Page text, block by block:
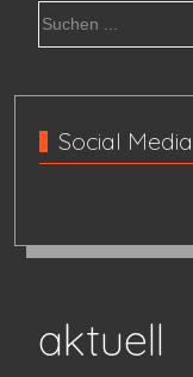
Social
aktuell